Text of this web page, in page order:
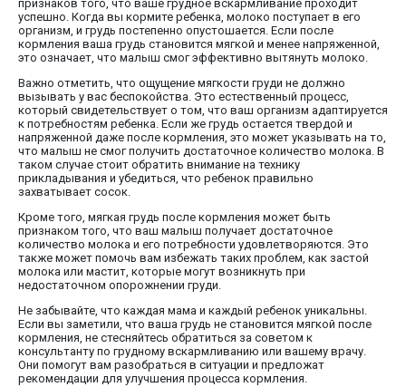
признаков того, что ваше грудное вскармливание проходит
успешно. Когда вы кормите ребенка, молоко поступает в его
организм, и грудь постепенно опустошается. Если после
кормления ваша грудь становится мягкой и менее напряженной,
это означает, что малыш смог эффективно вытянуть молоко.
Важно отметить, что ощущение мягкости груди не должно
вызывать у вас беспокойства. Это естественный процесс,
который свидетельствует о том, что ваш организм адаптируется
к потребностям ребенка. Если же грудь остается твердой и
напряженной даже после кормления, это может указывать на то,
что малыш не смог получить достаточное количество молока. В
таком случае стоит обратить внимание на технику
прикладывания и убедиться, что ребенок правильно
захватывает сосок.
Кроме того, мягкая грудь после кормления может быть
признаком того, что ваш малыш получает достаточное
количество молока и его потребности удовлетворяются. Это
также может помочь вам избежать таких проблем, как застой
молока или мастит, которые могут возникнуть при
недостаточном опорожнении груди.
Не забывайте, что каждая мама и каждый ребенок уникальны.
Если вы заметили, что ваша грудь не становится мягкой после
кормления, не стесняйтесь обратиться за советом к
консультанту по грудному вскармливанию или вашему врачу.
Они помогут вам разобраться в ситуации и предложат
рекомендации для улучшения процесса кормления.